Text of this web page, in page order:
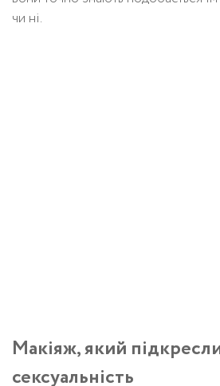
чи ні.
Макіяж, який
сексуальність